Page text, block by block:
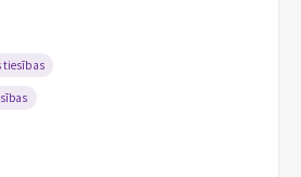
tiesības